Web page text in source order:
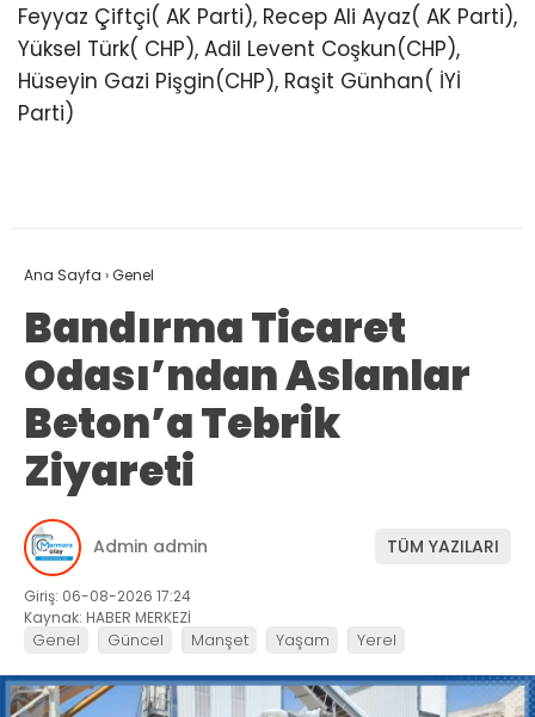
Feyyaz Çiftçi( AK Parti), Recep Ali Ayaz( AK Parti),
Yüksel Türk( CHP), Adil Levent Coşkun(CHP),
Hüseyin Gazi Pişgin(CHP), Raşit Günhan( İYİ
Parti)
Ana Sayfa ›Genel
Bandırma Ticaret
Odası’ndan Aslanlar
Beton’a Tebrik
Ziyareti
Admin admin TÜM YAZILARI
Giriş: 06-08-2026 17:24
Kaynak: HABER MERKEZİ
Genel Güncel Manşet Yaşam Yerel